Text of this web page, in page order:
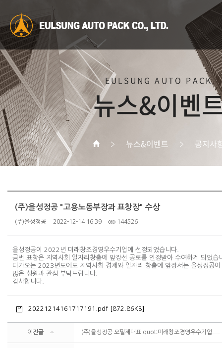
EULSUNG AUTO PACK
뉴스&이벤
뉴스&이벤트 공지사
(주)을성정공 "고용노동부장과 표창장" 수상
(주)을성정공 2022-12-14 16:39 144526
을성정공이 2022년 미래창조경영우수기업에 선정되었습니다.
금번 표창은 지역사회 일자리창출에 앞장선 공로를 인정받아 수여하게 되었습
다가오는 2023년도에도 지역사회 경제와 일자리 창출에 앞장서는 을성정공
많은 성원과 관심 부탁드립니다.
감사합니다.
20221214161717191.pdf [872.86KB]
이전글 (주)을성정공 오필제대표 quot;미래창조경영우수기업....